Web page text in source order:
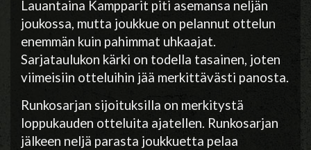
Lauantaina Kampparit piti asemansa neljän
joukossa, mutta joukkue on pelannut ottelun
enemmän kuin pahimmat uhkaajat.
Sarjataulukon kärki on todella tasainen, joten
viimeisiin otteluihin jää merkittävästi panosta.
Runkosarjan sijoituksilla on merkitystä
loppukauden otteluita ajatellen. Runkosarjan
jälkeen neljä parasta joukkuetta pelaa